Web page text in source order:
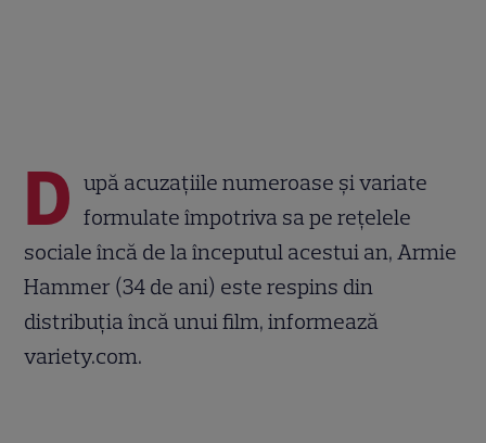
D upă acuzațiile numeroase și variate
formulate împotriva sa pe rețelele
sociale încă de la începutul acestui an, Armie
Hammer (34 de ani) este respins din
distribuția încă unui film, informează
variety.com.